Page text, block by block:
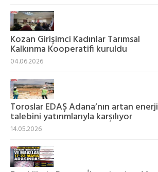
Kozan Girişimci Kadınlar Tarımsal
Kalkınma Kooperatifi kuruldu
04.06.2026
Toroslar EDAŞ Adana’nın artan enerji
talebini yatırımlarıyla karşılıyor
14.05.2026